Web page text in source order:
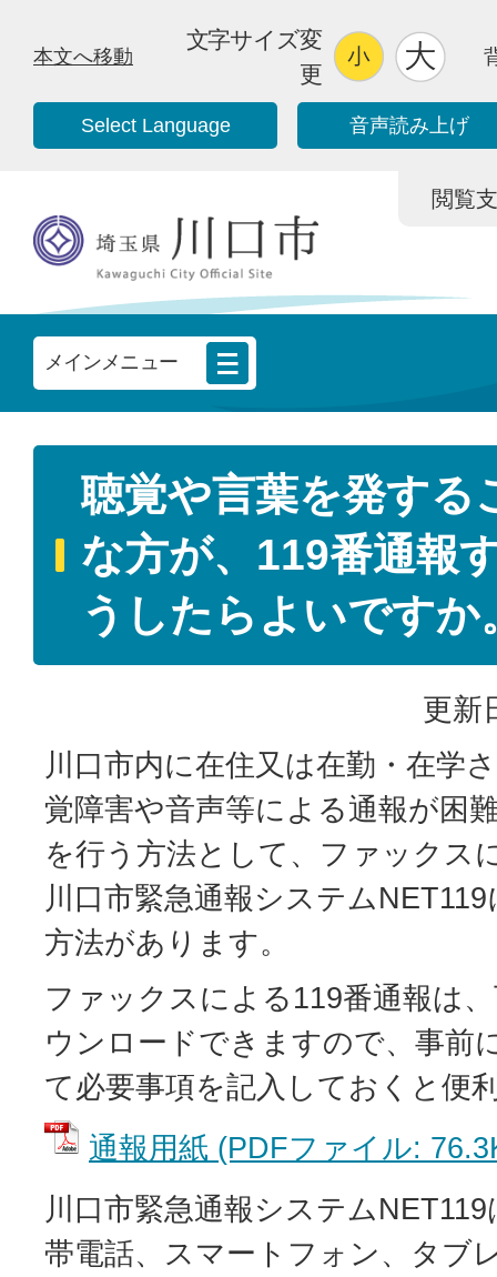
本文へ移動
文字サイズ変
更
Select Language 音声読み上げ
閲覧
メインメニュー
聴覚や言葉を発する
な方が、119番通報
うしたらよいですか
更新
川口市内に在住又は在勤・在学
覚障害や音声等による通報が困
を行う方法として、ファックス
川口市緊急通報システム
方法があります。
ファックスによる119番通報は
ウンロードできますので、事前
て必要事項を記入しておくと便
通報用紙 (PDFファイル:
川口市緊急通報システム
帯電話、スマートフォン、タブ